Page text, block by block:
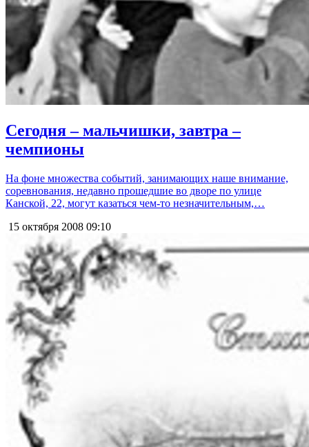
Сегодня – мальчишки, завтра –
чемпионы
На фоне множества событий, занимающих наше внимание,
соревнования, недавно прошедшие во дворе по улице
Канской, 22, могут казаться чем-то незначительным,…
15 октября 2008 09:10